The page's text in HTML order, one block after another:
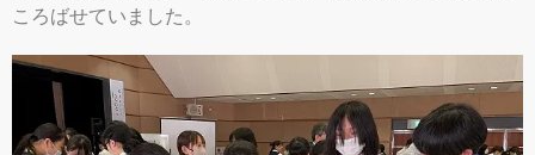
ころばせていました。